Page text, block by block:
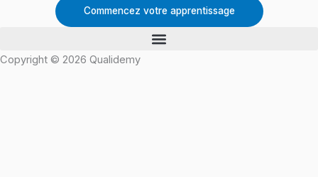
Commencez votre apprentissage
Copyright © 2026 Qualidemy